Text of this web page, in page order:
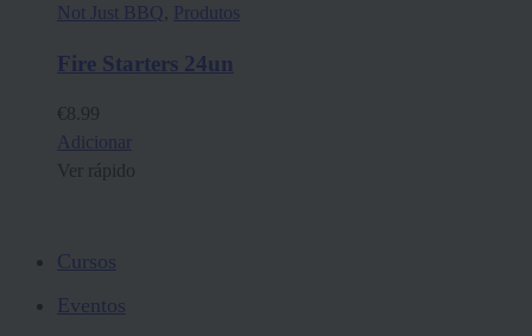
Not Just BBQ Produtos
Fire Starters 24un
€ 8.99
Adicionar
Ver rápido
Cursos
Eventos